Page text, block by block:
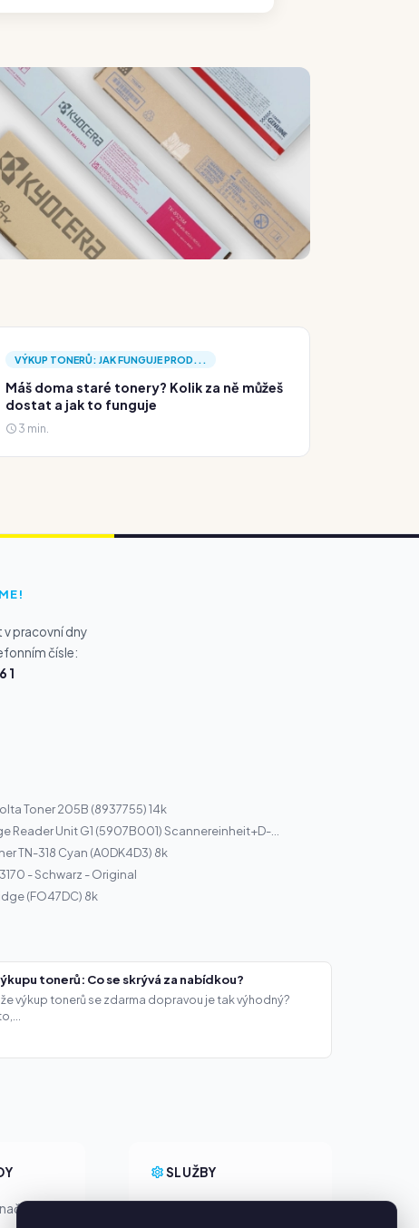
VÝKUP TONERŮ: JAK FUNGUJE PROD...
Máš doma staré tonery? Kolik za ně můžeš
dostat a jak to funguje
3 min.
pracovní dny
čísle:
1
Toner 205B (8937755) 14k
Reader Unit G1 (5907B001) Scannereinheit+D-...
TN-318 Cyan (A0DK4D3) 8k
- Schwarz - Original
(FO47DC) 8k
tonerů: Co se skrývá za nabídkou?
výkup tonerů se zdarma dopravou je tak výhodný?
SLUŽBY